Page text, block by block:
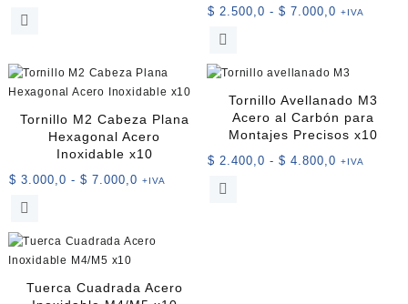
$ 3.000,0
hasta
Este
múltiples
variantes.
opciones
elegir
en
página
de
producto
$ 2.500,0 - $ 7.000,0 Rango
desde
hasta
$ 7.000,0
+IVA
Este
tiene
variantes.
se
pueden
Tornillo M2 Cabeza Plana
Hexagonal Acero
Inoxidable x10
$ 3.000,0 - $ 7.000,0 Rango
desde
$ 7.000,0
+IVA
Este
tiene
múltiples
Tornillo Avellanado M3
Acero al Carbón para
Montajes Precisos x10
$ 2.400,0 - $ 4.800,0 Rango
+IVA
Este
Tuerca Cuadrada Acero